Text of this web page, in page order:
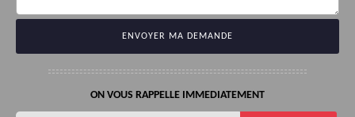
ON VOUS RAPPELLE IMMEDIATEMENT